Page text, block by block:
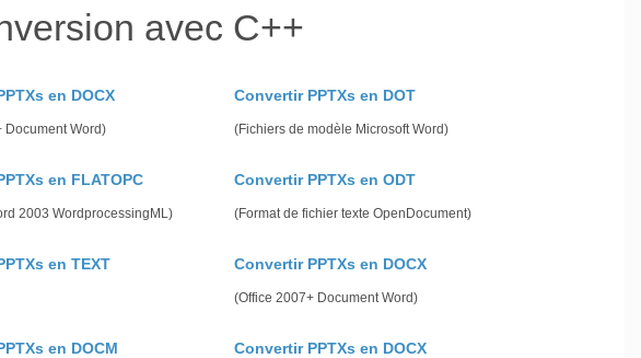
avec C++
en DOCX
Document Word)
Convertir PPTXs en DOT
(Fichiers de modèle Microsoft Word)
en FLATOPC
2003 WordprocessingML)
Convertir PPTXs en ODT
(Format de fichier texte OpenDocument)
en TEXT Convertir PPTXs en DOCX
(Office 2007+ Document Word)
en DOCM Convertir PPTXs en DOCX